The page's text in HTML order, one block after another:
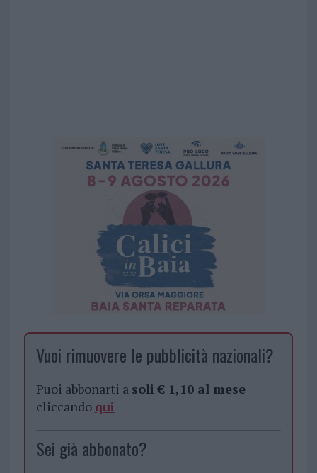
Vuoi rimuovere le pubblicità nazionali?
Puoi abbonarti a soli € 1,10 al mese
cliccando qui
Sei già abbonato?